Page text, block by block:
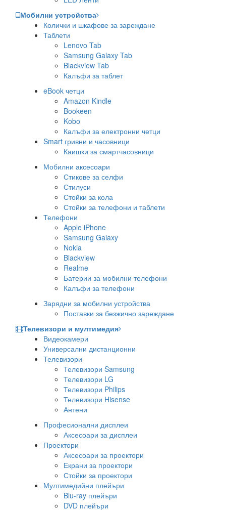
Мобилни устройства
Колички и шкафове за зареждане
Таблети
Lenovo Tab
Samsung Galaxy Tab
Blackview Tab
Калъфи за таблет
eBook четци
Amazon Kindle
Bookeen
Kobo
Калъфи за електронни четци
Smart гривни и часовници
Каишки за смартчасовници
Мобилни аксесоари
Стикове за селфи
Стилуси
Стойки за кола
Стойки за телефони и таблети
Телефони
Apple iPhone
Samsung Galaxy
Nokia
Blackview
Realme
Батерии за мобилни телефони
Калъфи за телефони
Зарядни за мобилни устройства
Поставки за безжично зареждане
Телевизори и мултимедия
Видеокамери
Универсални дистанционни
Телевизори
Телевизори Samsung
Телевизори LG
Телевизори Philips
Телевизори Hisense
Антени
Професионални дисплеи
Аксесоари за дисплеи
Проектори
Аксесоари за проектори
Екрани за проектори
Стойки за проектори
Мултимедийни плейъри
Blu-ray плейъри
DVD плейъри